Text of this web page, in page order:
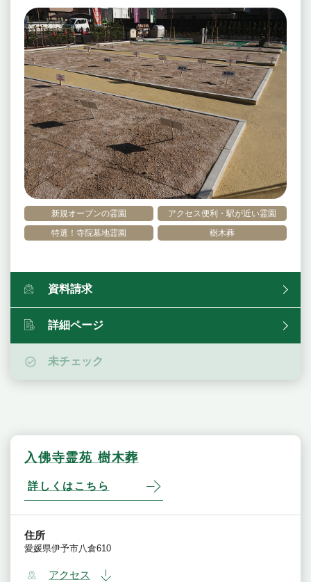
新規オープンの霊園
アクセス便利・駅が近い霊園
特選！寺院墓地霊園
樹木葬
資料請求
詳細ページ
未チェック
入佛寺霊苑 樹木葬
詳しくはこちら
住所
愛媛県伊予市八倉610
アクセス